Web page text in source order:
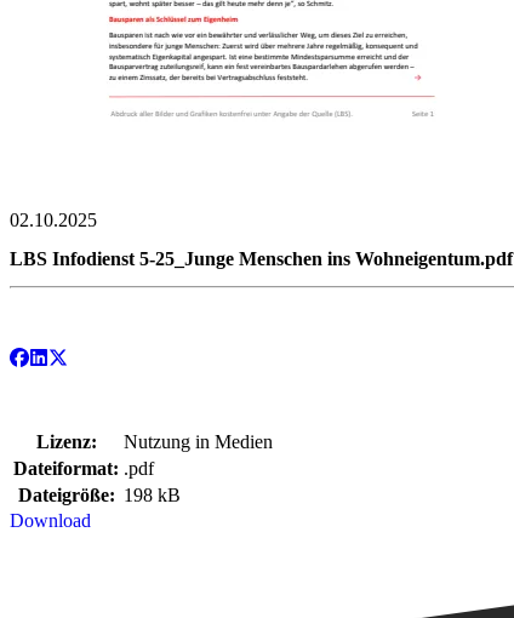
02.10.2025
LBS Infodienst 5-25_Junge Menschen ins Wohneigentum.pdf
Lizenz:
Nutzung in Medien
Dateiformat: .pdf
Dateigröße: 198 kB
Download